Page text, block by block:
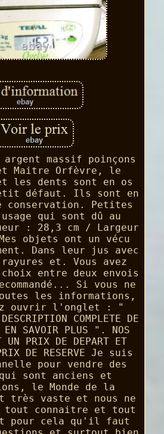
massif poinçons
Maitre Orfèvre, le
les dents sont en os
défaut. Ils sont en
conservation. Petites
qui sont dû au
: 28,3 cm / Largeur
objets ont un vécu
Dans leur jus avec
et. Vous avez
entre deux envois
Si vous ne
les informations,
ouvrir l'onglet : "
COMPLETE DE
SAVOIR PLUS ". NOS
UN PRIX DE DEPART ET
DE RESERVE Je suis
pour vendre des
sont anciens et
le Monde de la
très vaste et nous ne
tout connaitre et tout
pour cela qu'il faut